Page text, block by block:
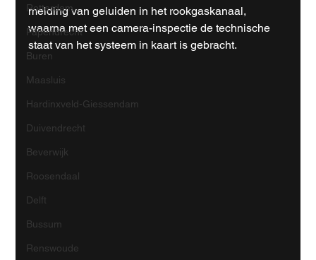
Rotterdam
Papendrecht
Buren
Maasluis
Hardinxveld-Giessendam
Duivendrecht
Beverwijk
Roosendaal
Delft
Bussum
Renswoude
melding van geluiden in het rookgaskanaal,
waarna met een camera-inspectie de technische
staat van het systeem in kaart is gebracht.